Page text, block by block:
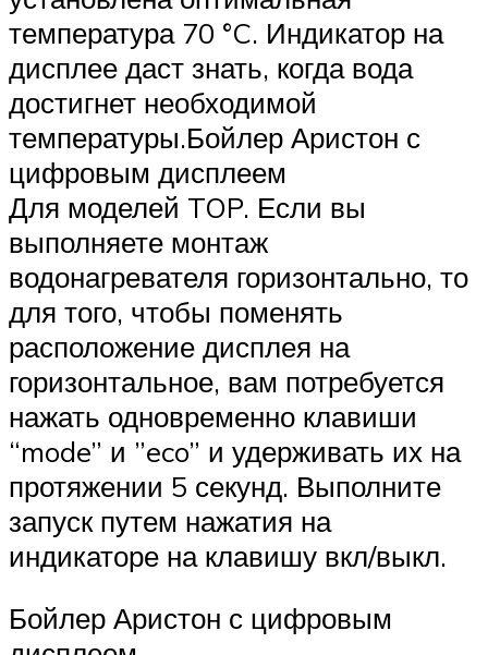
температура 70 °C. Индикатор на
дисплее даст знать, когда вода
достигнет необходимой
температуры.Бойлер Аристон с
цифровым дисплеем
Для моделей TOP. Если вы
выполняете монтаж
водонагревателя горизонтально, то
для того, чтобы поменять
расположение дисплея на
горизонтальное, вам потребуется
нажать одновременно клавиши
“mode” и ”eco” и удерживать их на
протяжении 5 секунд. Выполните
запуск путем нажатия на
индикаторе на клавишу вкл/выкл.
Бойлер Аристон с цифровым